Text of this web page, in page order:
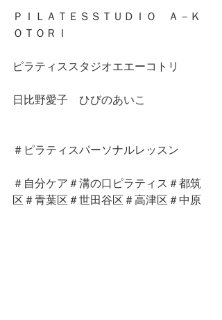
ＰＩＬＡＴＥＳＳＴＵＤＩＯ　Ａ－Ｋ
ＯＴＯＲＩ
ピラティススタジオエエーコトリ
日比野愛子　ひびのあいこ
＃ピラティスパーソナルレッスン
＃自分ケア＃溝の口ピラティス＃都筑
区＃青葉区＃世田谷区＃高津区＃中原